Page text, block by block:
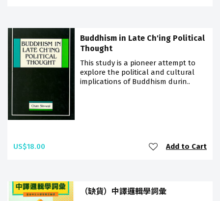
Buddhism in Late Ch'ing Political
Thought
This study is a pioneer attempt to
explore the political and cultural
implications of Buddhism durin..
US$18.00 Add to Cart
（缺貨）中譯邏輯學詞彙